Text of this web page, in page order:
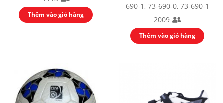
ĐÓNG
Thêm vào giỏ hàng
690-1, 73-690-0, 73-690-1
2009
Thêm vào giỏ hàng